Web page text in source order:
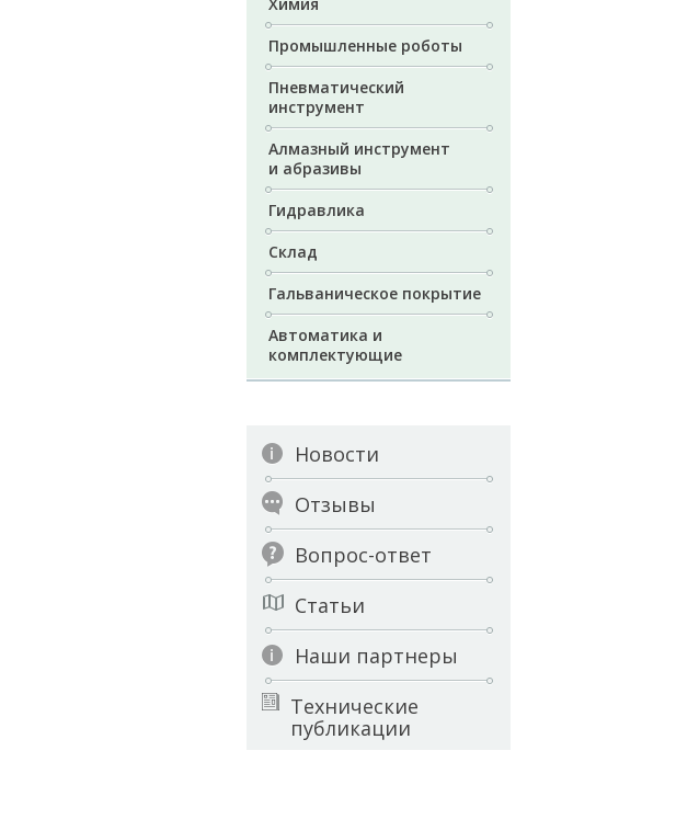
Промышленные роботы
Пневматический
инструмент
Алмазный инструмент
и абразивы
Гидравлика
Склад
Гальваническое покрытие
Автоматика и
комплектующие
Новости
Отзывы
Вопрос-ответ
Статьи
Наши партнеры
Технические
публикации